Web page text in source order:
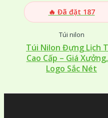
🔥 Đã đặt 187
Túi nilon
Túi Nilon Đựng Lịch
Cao Cấp – Giá
Logo Sắc Nét